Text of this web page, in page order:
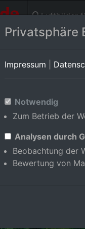
Luftbilder
von
Alle
Nagold
Stangenacker
Privatsphäre
Impressum
Notwendig
Zum Betrieb der
Analysen durch
Beobachtung der
Bewertung von